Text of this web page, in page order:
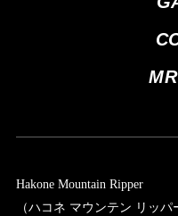
Hakone Mountain Ripper
（ハコネ マウンテン リッパ